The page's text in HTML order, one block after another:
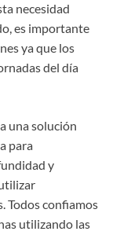
necesidad
es importante
ya que los
del día
una solución
para
y
Todos confiamos
utilizando las